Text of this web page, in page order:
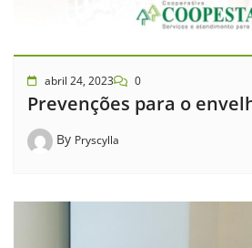
abril 24, 2023 0
Prevenções para o
By Pryscylla